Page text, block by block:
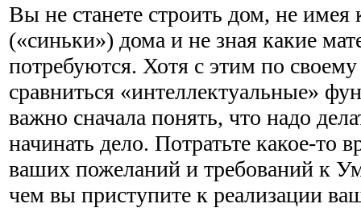
Вы не станете строить дом, не имея
(«синьки») дома и не зная какие
потребуются. Хотя с этим по
сравниться «интеллектуальные»
важно сначала понять, что надо
начинать дело. Потратьте какое-то
ваших пожеланий и требований к
чем вы приступите к реа­лизации